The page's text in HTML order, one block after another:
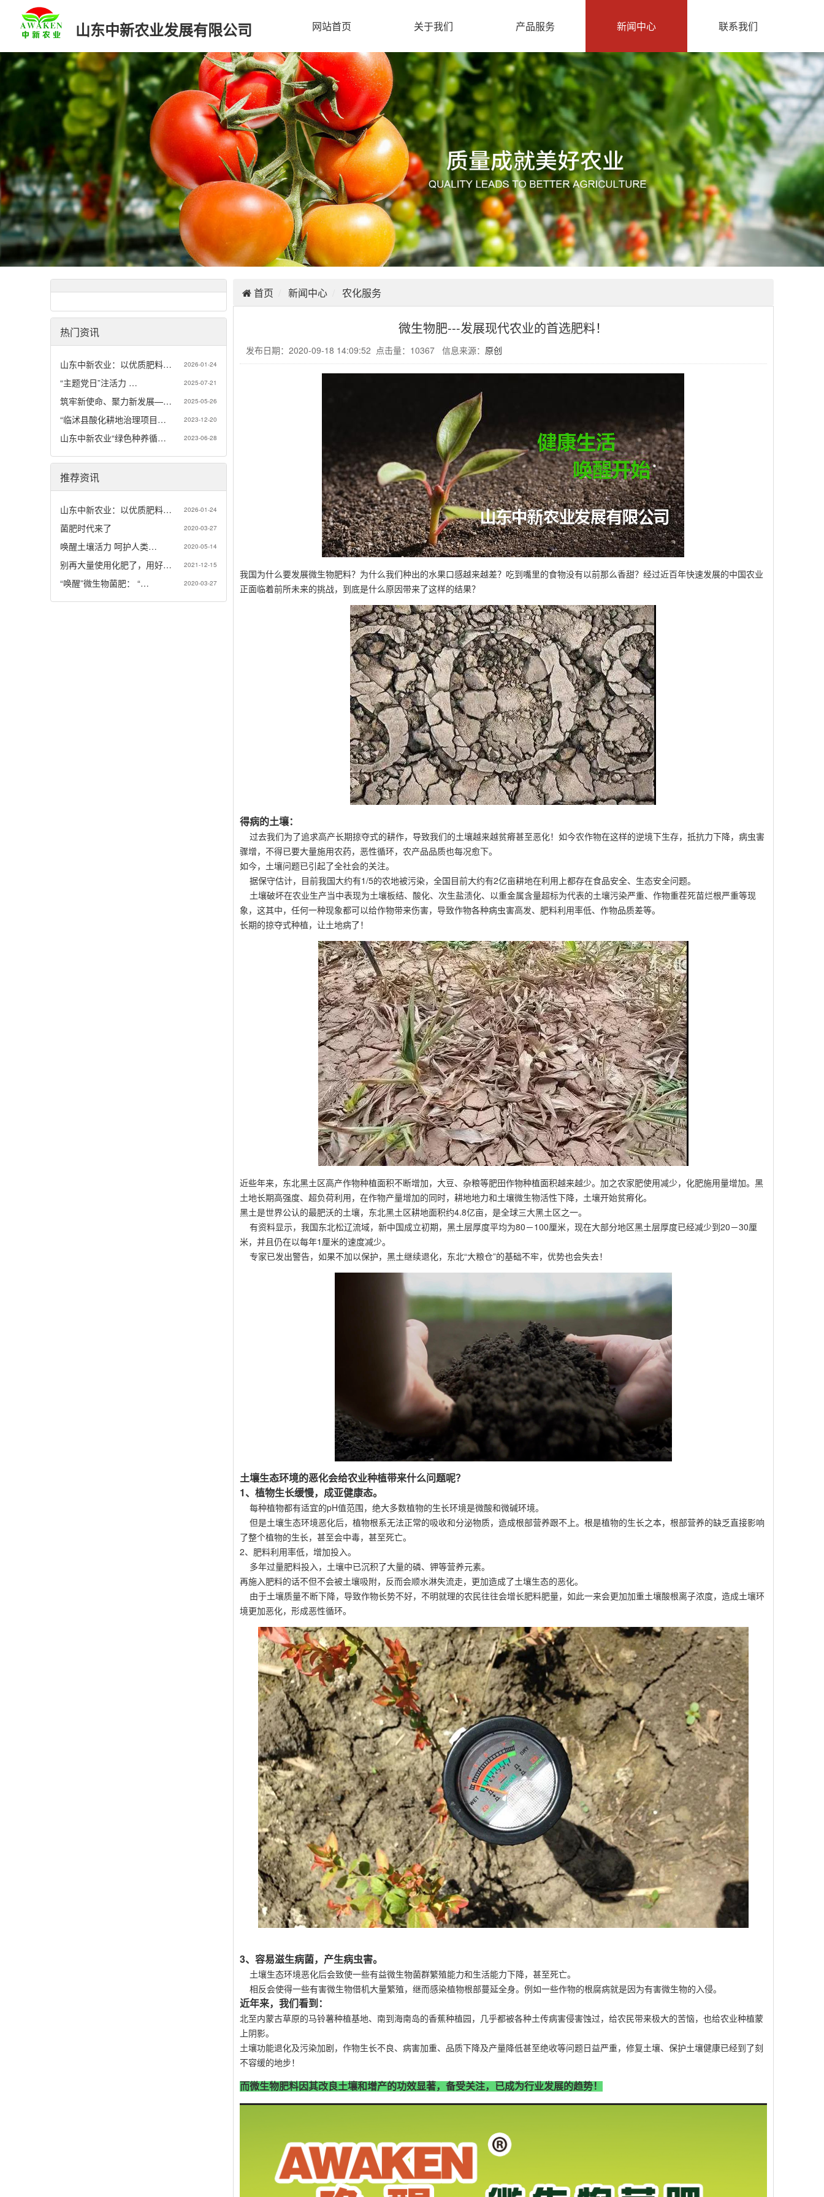
山东中新农业发展有限公司 网站首页 关于我们 产品服务 新闻中心 联系我们
热门资讯
山东中新农业：以优质肥料… 2026-01-24
“主题党日”注活力 … 2025-07-21
筑牢新使命、聚力新发展—… 2025-05-26
“临沭县酸化耕地治理项目… 2023-12-20
山东中新农业“绿色种养循… 2023-06-28
推荐资讯
山东中新农业：以优质肥料… 2026-01-24
菌肥时代来了 2020-03-27
唤醒土壤活力 呵护人类… 2020-05-14
别再大量使用化肥了，用好… 2021-12-15
“唤醒”微生物菌肥： “… 2020-03-27
首页 新闻中心 农化服务
微生物肥---发展现代农业的首选肥料！
发布日期：2020-09-18 14:09:52 点击量：10367 信息来源： 原创
我国为什么要发展微生物肥料？为什么我们种出的水果口感越来越差？吃到嘴里的食物没有以前那么香甜？经过近百年快速发展的中国农业
正面临着前所未来的挑战，到底是什么原因带来了这样的结果？
得病的土壤：
过去我们为了追求高产长期掠夺式的耕作，导致我们的土壤越来越贫瘠甚至恶化！如今农作物在这样的逆境下生存，抵抗力下降，病虫害
骤增，不得已要大量施用农药，恶性循环，农产品品质也每况愈下。
如今，土壤问题已引起了全社会的关注。
据保守估计，目前我国大约有1/5的农地被污染，全国目前大约有2亿亩耕地在利用上都存在食品安全、生态安全问题。
土壤破坏在农业生产当中表现为土壤板结、酸化、次生盐渍化、以重金属含量超标为代表的土壤污染严重、作物重茬死苗烂根严重等现
象，这其中，任何一种现象都可以给作物带来伤害，导致作物各种病虫害高发、肥料利用率低、作物品质差等。
长期的掠夺式种植，让土地病了！
近些年来，东北黑土区高产作物种植面积不断增加，大豆、杂粮等肥田作物种植面积越来越少。加之农家肥使用减少，化肥施用量增加。黑
土地长期高强度、超负荷利用，在作物产量增加的同时，耕地地力和土壤微生物活性下降，土壤开始贫瘠化。
黑土是世界公认的最肥沃的土壤，东北黑土区耕地面积约4.8亿亩，是全球三大黑土区之一。
有资料显示，我国东北松辽流域，新中国成立初期，黑土层厚度平均为80－100厘米，现在大部分地区黑土层厚度已经减少到20－30厘
米，并且仍在以每年1厘米的速度减少。
专家已发出警告，如果不加以保护，黑土继续退化，东北“大粮仓”的基础不牢，优势也会失去！
土壤生态环境的恶化会给农业种植带来什么问题呢？
1、植物生长缓慢，成亚健康态。
每种植物都有适宜的pH值范围，绝大多数植物的生长环境是微酸和微碱环境。
但是土壤生态环境恶化后，植物根系无法正常的吸收和分泌物质，造成根部营养跟不上。根是植物的生长之本，根部营养的缺乏直接影响
了整个植物的生长，甚至会中毒，甚至死亡。
2、肥料利用率低，增加投入。
多年过量肥料投入，土壤中已沉积了大量的磷、钾等营养元素。
再施入肥料的话不但不会被土壤吸附，反而会顺水淋失流走，更加造成了土壤生态的恶化。
由于土壤质量不断下降，导致作物长势不好，不明就理的农民往往会增长肥料肥量，如此一来会更加加重土壤酸根离子浓度，造成土壤环
境更加恶化，形成恶性循环。
3、容易滋生病菌，产生病虫害。
土壤生态环境恶化后会致使一些有益微生物菌群繁殖能力和生活能力下降，甚至死亡。
相反会使得一些有害微生物借机大量繁殖，继而感染植物根部蔓延全身。例如一些作物的根腐病就是因为有害微生物的入侵。
近年来，我们看到：
北至内蒙古草原的马铃薯种植基地、南到海南岛的香蕉种植园，几乎都被各种土传病害侵害蚀过，给农民带来极大的苦恼，也给农业种植蒙
上阴影。
土壤功能退化及污染加剧，作物生长不良、病害加重、品质下降及产量降低甚至绝收等问题日益严重，修复土壤、保护土壤健康已经到了刻
不容缓的地步！
而微生物肥料因其改良土壤和增产的功效显著，备受关注，已成为行业发展的趋势！